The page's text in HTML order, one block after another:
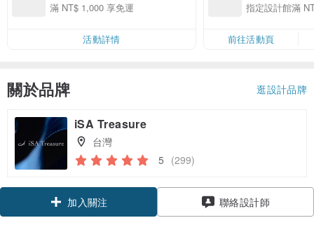
滿 NT$ 1,000 享免運
活動詳情
精選品牌全館滿
指定設計館滿
前往活動頁
關於品牌 逛設計品牌
iSA Treasure
台灣
5 (299)
加入關注 聯絡設計師